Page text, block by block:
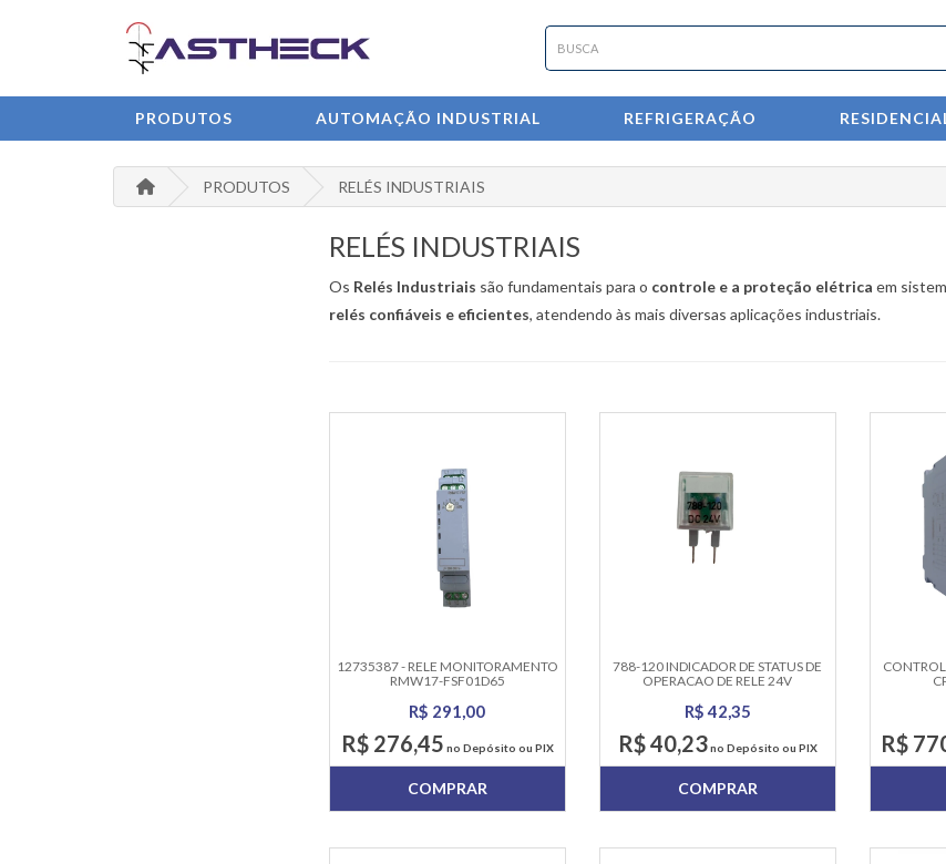
PRODUTOS AUTOMAÇÃO INDUSTRIAL REFRIGERAÇÃO
PRODUTOS RELÉS INDUSTRIAIS
RELÉS INDUSTRIAIS
Os Relés Industriais são fundamentais para o controle e a proteção elétrica em
relés confiáveis e eficientes, atendendo às mais diversas aplicações industriais.
12735387 - RELE MONITORAMENTO
RMW17-FSF01D65
R$ 291,00
R$ 276,45 no Depósito ou PIX
COMPRAR
788-120 INDICADOR DE STATUS DE
OPERACAO DE RELE 24V
R$ 42,35
R$ 40,23no Depósito ou PIX
COMPRAR
R$